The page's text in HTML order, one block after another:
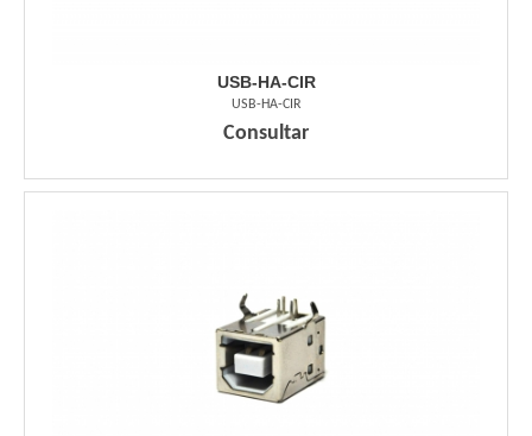
USB-HA-CIR
USB-HA-CIR
Consultar